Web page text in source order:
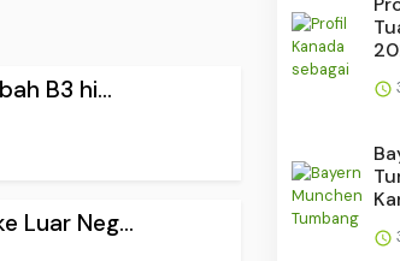
B3 hi...
Luar Neg...